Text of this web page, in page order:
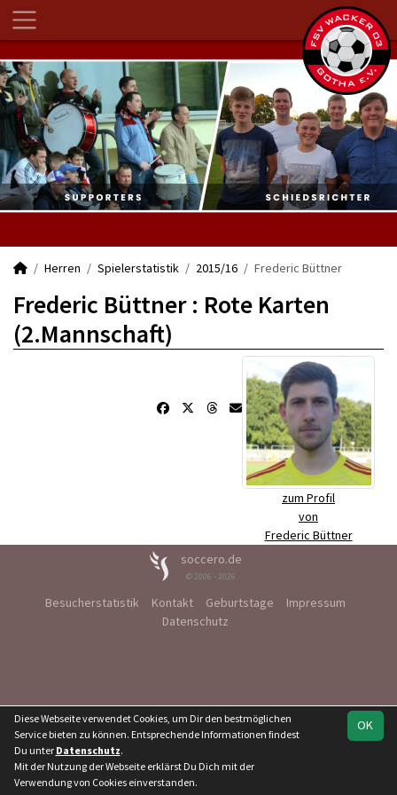
Herren Spielerstatistik 2015/16 Frederic Büttner
Frederic Büttner : Rote Karten
(2.Mannschaft)
zum Profil
von
Frederic Büttner
soccero.de
© 2006 - 2026
Besucherstatistik Kontakt Geburtstage
Impressum
Datenschutz
OK
Diese Webseite verwendet Cookies, um Dir den bestmöglichen
Service bieten zu können. Entsprechende Informationen findest
Du unter Datenschutz.
Mit der Nutzung der Webseite erklärst Du Dich mit der
Verwendung von Cookies einverstanden.